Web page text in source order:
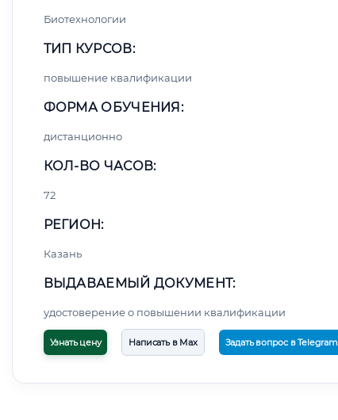
Биотехнологии
ТИП КУРСОВ:
повышение квалификации
ФОРМА ОБУЧЕНИЯ:
дистанционно
КОЛ-ВО ЧАСОВ:
72
РЕГИОН:
Казань
ВЫДАВАЕМЫЙ ДОКУМЕНТ:
удостоверение о повышении квалификации
Узнать цену Написать в Max Задать вопрос в Telegram